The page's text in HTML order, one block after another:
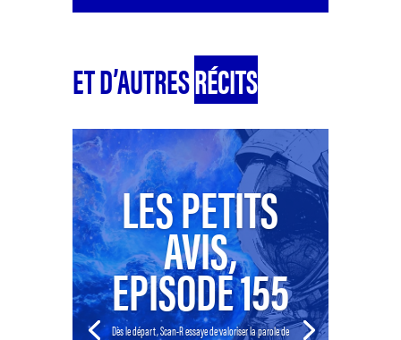
ET D’AUTRESRÉCITS
LES PETITS
AVIS,
EPISODE 155
Dès le départ, Scan-R essaye de valoriser la parole de